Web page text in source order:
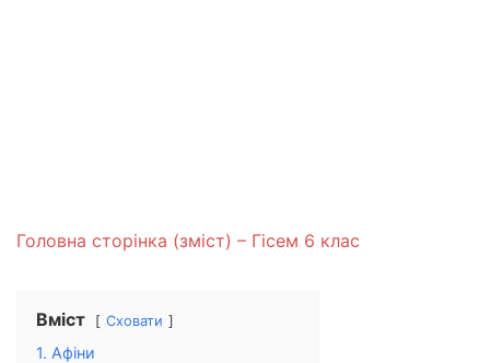
Головна сторінка (зміст) – Гісем 6 клас
Вміст Сховати
1. Афіни